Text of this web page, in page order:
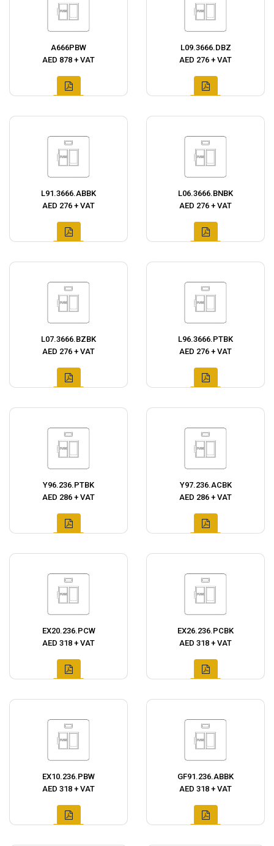
A666PBW
AED 878 + VAT
L09.3666.DBZ
AED 276 + VAT
L91.3666.ABBK
AED 276 + VAT
L06.3666.BNBK
AED 276 + VAT
L07.3666.BZBK
AED 276 + VAT
L96.3666.PTBK
AED 276 + VAT
Y96.236.PTBK
AED 286 + VAT
Y97.236.ACBK
AED 286 + VAT
EX20.236.PCW
AED 318 + VAT
EX26.236.PCBK
AED 318 + VAT
EX10.236.PBW
AED 318 + VAT
GF91.236.ABBK
AED 318 + VAT